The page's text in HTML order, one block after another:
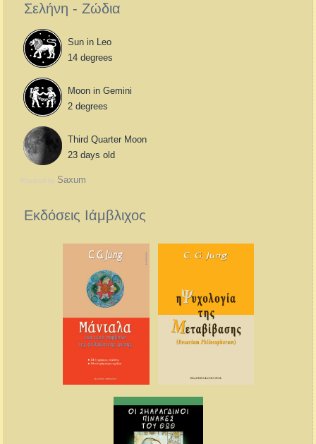
Σελήνη - Ζώδια
Sun in Leo
14 degrees
Moon in Gemini
2 degrees
Third Quarter Moon
23 days old
Powered by Saxum
Εκδόσεις Ιάμβλιχος